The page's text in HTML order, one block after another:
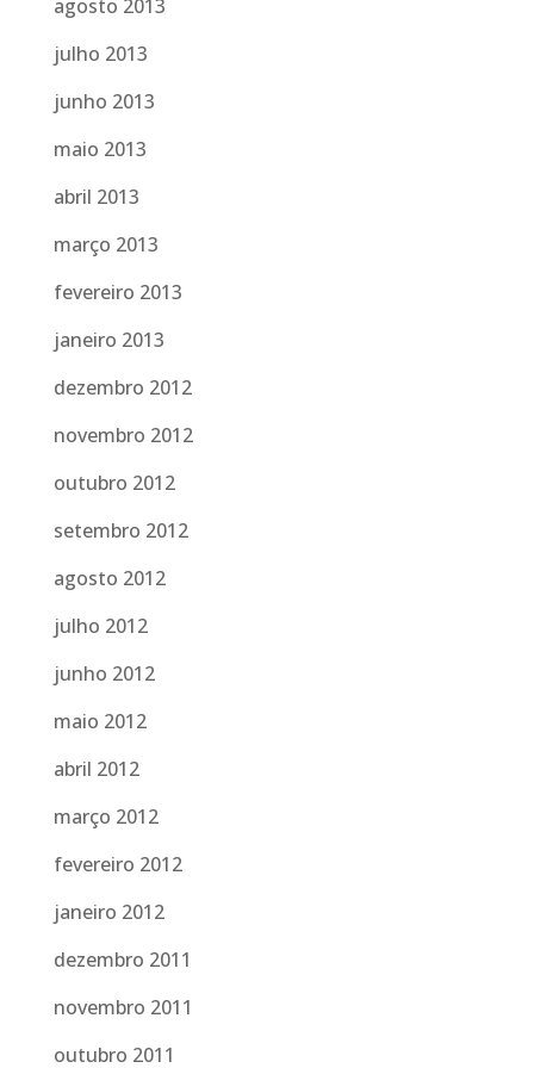
agosto 2013
julho 2013
junho 2013
maio 2013
abril 2013
março 2013
fevereiro 2013
janeiro 2013
dezembro 2012
novembro 2012
outubro 2012
setembro 2012
agosto 2012
julho 2012
junho 2012
maio 2012
abril 2012
março 2012
fevereiro 2012
janeiro 2012
dezembro 2011
novembro 2011
outubro 2011